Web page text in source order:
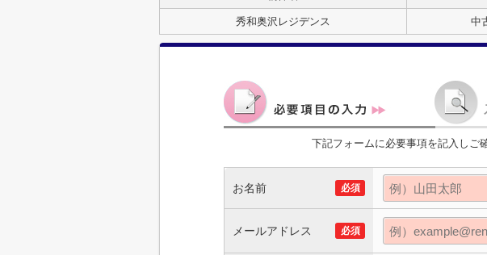
秀和奥沢レジデンス 中
下記フォームに必要事項を記入しご
お名前 必須
メールアドレス 必須